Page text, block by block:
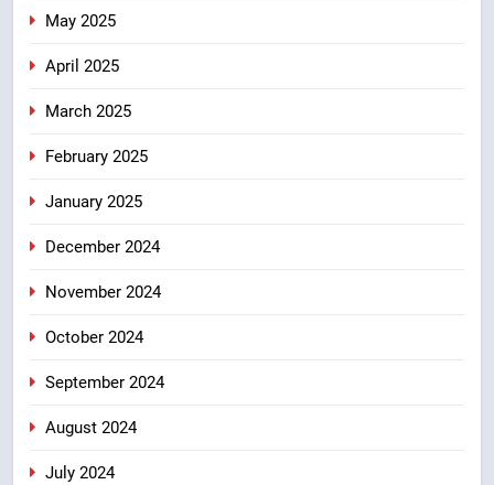
May 2025
April 2025
March 2025
February 2025
January 2025
December 2024
November 2024
October 2024
September 2024
August 2024
July 2024